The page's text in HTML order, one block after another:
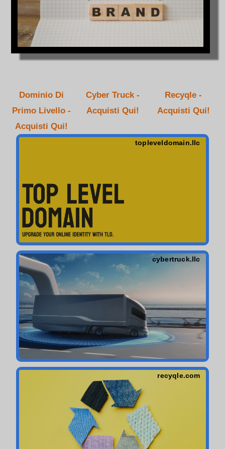
Dominio Di
Primo Livello -
Acquisti Qui!
Cyber Truck -
Acquisti Qui!
Recyqle -
Acquisti Qui!
topleveldomain.llc
cybertruck.llc
recyqle.com